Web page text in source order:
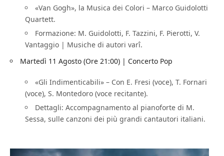
«Van Gogh», la Musica dei Colori – Marco Guidolotti
Quartett.
Formazione: M. Guidolotti, F. Tazzini, F. Pierotti, V.
Vantaggio | Musiche di autori varî.
Martedì 11 Agosto (Ore 21:00) | Concerto Pop
«Gli Indimenticabili» – Con E. Fresi (voce), T. Fornari
(voce), S. Montedoro (voce recitante).
Dettagli: Accompagnamento al pianoforte di M.
Sessa, sulle canzoni dei più grandi cantautori italiani.